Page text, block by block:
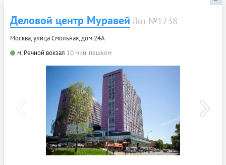
Деловой центр Муравей Лот №1238
Москва, улица Смольная, дом 24А
м. Речной вокзал 10 мин. пешком